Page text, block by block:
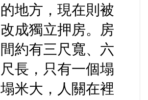
的地方，現在則被
改成獨立押房。房
間約有三尺寬、六
尺長，只有一個塌
塌米大，人關在裡